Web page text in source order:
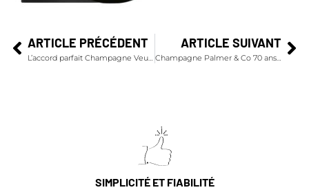
ARTICLE PRÉCÉDENT
L’accord parfait Champagne Veuve Clicquot Grand Vintage Rosé et dès de saumon caramélisés
ARTICLE SUIVANT
Champagne Palmer & Co 70 ans d'art et d'élégance
SIMPLICITÉ ET FIABILITÉ